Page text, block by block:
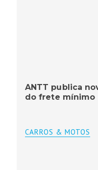
ANTT publica
do frete mínimo
CARROS & MOTOS